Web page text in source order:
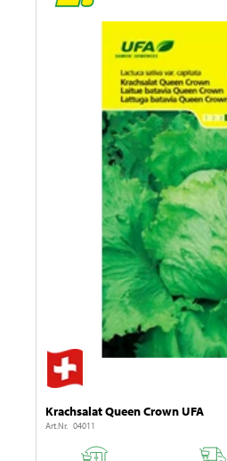
Krachsalat Queen Crown UFA
Art.Nr. 04011